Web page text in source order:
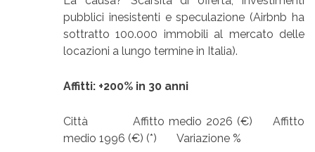
pubblici inesistenti e speculazione (Airbnb ha
sottratto 100.000 immobili al mercato delle
locazioni a lungo termine in Italia).
Affitti: +200% in 30 anni
Città Affitto medio 2026 (€) Affitto
medio 1996 (€) (*) Variazione %